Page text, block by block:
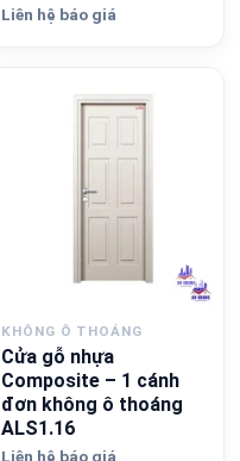
Liên hệ báo giá
KHÔNG Ô THOÁNG
Cửa gỗ nhựa
Composite – 1 cánh
đơn không ô thoáng
ALS1.16
Liên hệ báo giá